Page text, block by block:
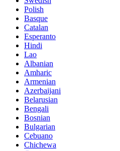
Polish
Basque
Catalan
Esperanto
Hindi
Lao
Albanian
Amharic
Armenian
Azerbaijani
Belarusian
Bengali
Bosnian
Bulgarian
Cebuano
Chichewa